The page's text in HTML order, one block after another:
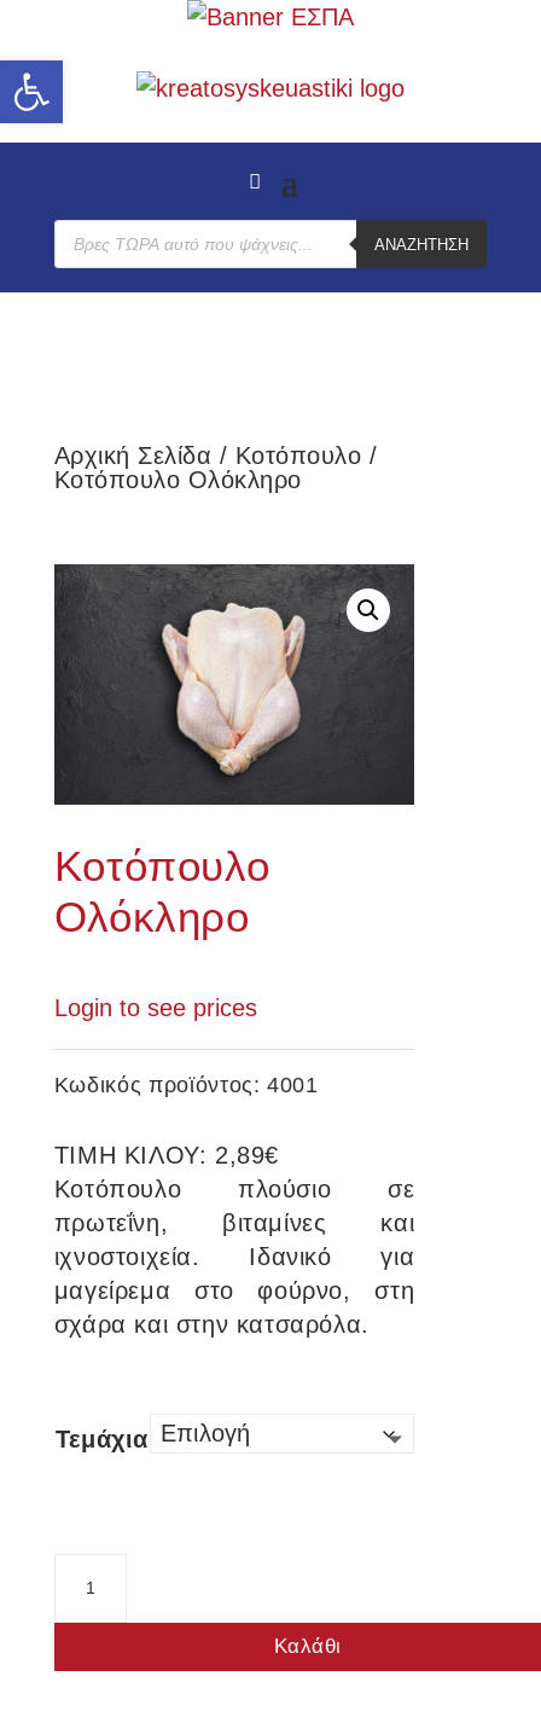
Ανοίξτε τη γραμμή εργαλείων
Products
search
ΑΝΑΖΉΤΗΣΗ
Αρχική Σελίδα / Κοτόπουλο /
Κοτόπουλο Ολόκληρο
Κοτόπουλο
Ολόκληρο
Login to see prices
Κωδικός προϊόντος:4001
ΤΙΜΗ ΚΙΛΟΥ: 2,89€
Κοτόπουλο πλούσιο σε
πρωτεΐνη, βιταμίνες και
ιχνοστοιχεία. Ιδανικό για
μαγείρεμα στο φούρνο, στη
σχάρα και στην κατσαρόλα.
Τεμάχια
Καλάθι